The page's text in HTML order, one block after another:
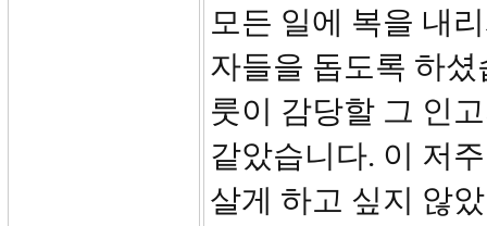
모든 일에 복을 내
자들을 돕도록 하
룻이 감당할 그 인
같았습니다. 이 저
살게 하고 싶지 않